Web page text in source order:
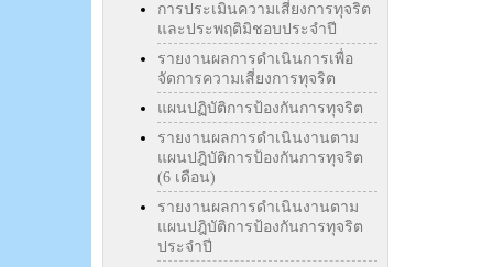
การประเมินความเสี่ยงการทุจริต
และประพฤติมิชอบประจำปี
รายงานผลการดำเนินการเพื่อ
จัดการความเสี่ยงการทุจริต
แผนปฏิบัติการป้องกันการทุจริต
รายงานผลการดำเนินงานตาม
แผนปฎิบัติการป้องกันการทุจริต
(6 เดือน)
รายงานผลการดำเนินงานตาม
แผนปฎิบัติการป้องกันการทุจริต
ประจำปี